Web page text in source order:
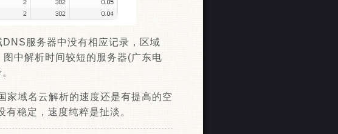
服务器中没有相应记录，区域
中解析时间较短的服务器(广东电
家域名云解析的速度还是有提高的空
稳定，速度纯粹是扯淡。